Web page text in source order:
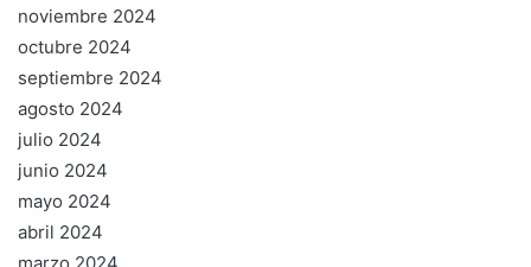
noviembre 2024
octubre 2024
septiembre 2024
agosto 2024
julio 2024
junio 2024
mayo 2024
abril 2024